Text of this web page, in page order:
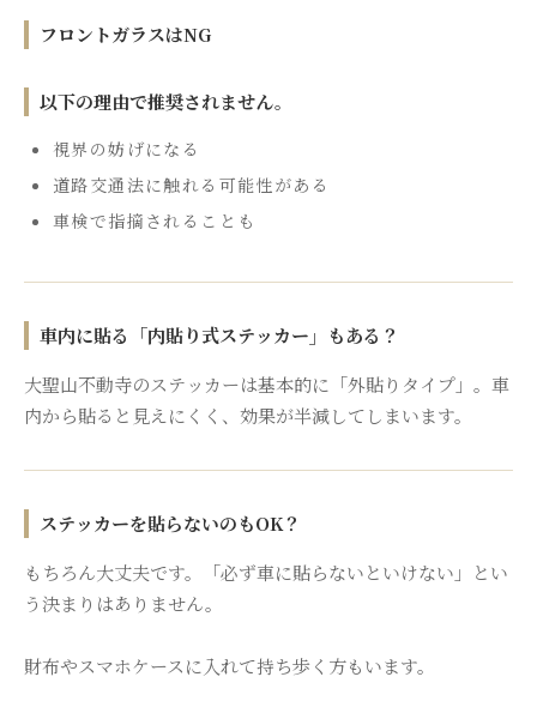
フロントガラスはNG
以下の理由で推奨されません。
視界の妨げになる
道路交通法に触れる可能性がある
車検で指摘されることも
車内に貼る「内貼り式ステッカー」もある？
大聖山不動寺のステッカーは基本的に「外貼りタイプ」。車
内から貼ると見えにくく、効果が半減してしまいます。
ステッカーを貼らないのもOK？
もちろん大丈夫です。「必ず車に貼らないといけない」とい
う決まりはありません。
財布やスマホケースに入れて持ち歩く方もいます。